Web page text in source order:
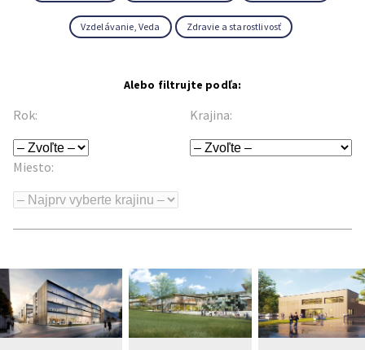
Vzdelávanie, Veda Zdravie a starostlivosť
Alebo filtrujte podľa:
Rok: Krajina:
Miesto: